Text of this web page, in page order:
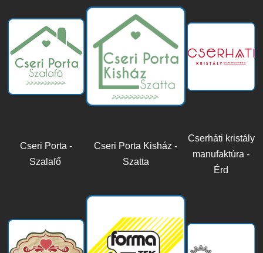
Cseri Porta -
Szalafő
Cseri Porta Kisház -
Szatta
Cserháti kristály
manufaktúra -
Érd